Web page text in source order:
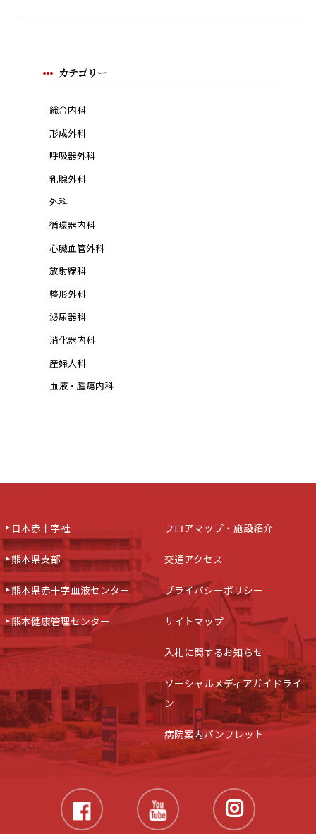
カテゴリー
総合内科
形成外科
呼吸器外科
乳腺外科
外科
循環器内科
心臓血管外科
放射線科
整形外科
泌尿器科
消化器内科
産婦人科
血液・腫瘍内科
日本赤十字社
熊本県支部
熊本県赤十字血液センター
熊本健康管理センター
フロアマップ・施設紹介
交通アクセス
プライバシーポリシー
サイトマップ
入札に関するお知らせ
ソーシャルメディアガイドライ
ン
病院案内パンフレット